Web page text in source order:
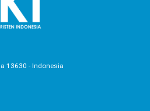
13630 - Indonesia